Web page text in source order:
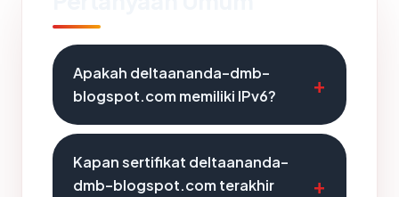
Apakah deltaananda-dmb-
blogspot.com memiliki IPv6?
Kapan sertifikat deltaananda-
dmb-blogspot.com terakhir